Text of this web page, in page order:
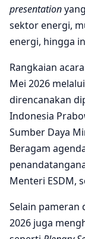
presentation
sektor energi,
energi, hingga
Rangkaian
Mei 2026
direncanakan
Indonesia
Sumber Daya
Beragam
Menteri ESDM,
Selain pameran
2026 juga